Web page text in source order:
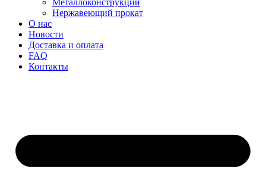
Нержавеющий прокат
О нас
Новости
Доставка и оплата
FAQ
Контакты